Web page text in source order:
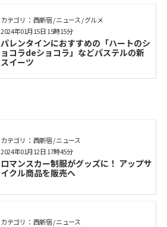
カテゴリ： 西新宿 / ニュース / グルメ
パレンタインにおすすめの「ハートのシ
ョコラdeショコラ」などパステルの新
スイーツ
2024年01月15日 15時15分
カテゴリ： 西新宿 / ニュース
ロマンスカー制服がグッズに！ アップサ
イクル商品を販売へ
2024年01月12日 17時45分
カテゴリ： 西新宿 / ニュース